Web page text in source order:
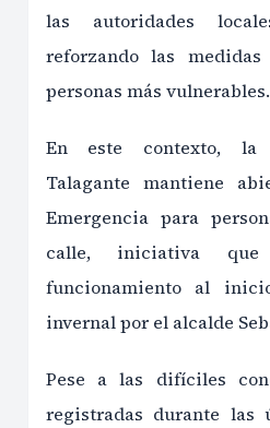
las autoridades
reforzando las
personas más vulnerables.
En este contexto, la
Talagante mantiene
Emergencia para
calle, iniciativa
funcionamiento al
invernal por el alcalde
Pese a las difíciles
registradas durante las